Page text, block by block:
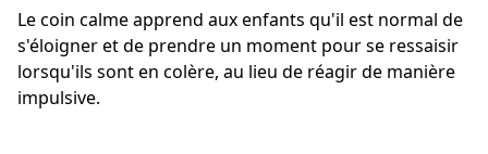
Le coin calme apprend aux enfants qu'il est normal de
s'éloigner et de prendre un moment pour se ressaisir
lorsqu'ils sont en colère, au lieu de réagir de manière
impulsive.